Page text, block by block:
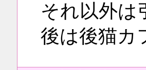
それ以外は
後は後猫カ